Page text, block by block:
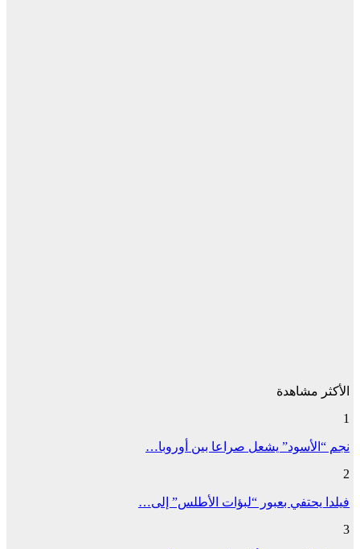
الأكثر مشاهدة
1
نجم “الأسود” يشعل صراعا بين أوروبا…
2
فيلدا يحتفي بعبور “لبؤات الأطلس” إلى…
3